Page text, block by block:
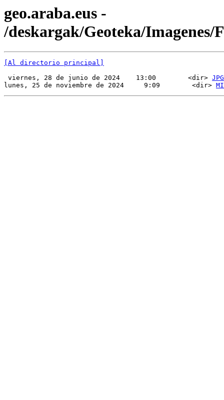
geo.araba.eus -
/deskargak/Geoteka/Imagenes/
[Al directorio principal]
viernes, 28 de junio de 2024    13:00        <dir> JPG
lunes, 25 de noviembre de 2024     9:09        <dir>